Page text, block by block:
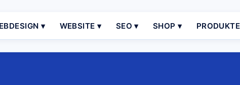
▾ WEBSITE ▾ SEO ▾ SHOP ▾ PRODUKTE